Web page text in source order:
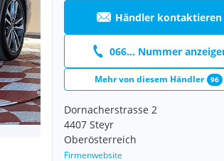
Händler kontaktieren
066... Nummer
Mehr von diesem Händler 96
Dornacherstrasse 2
4407 Steyr
Oberösterreich
Firmenwebsite